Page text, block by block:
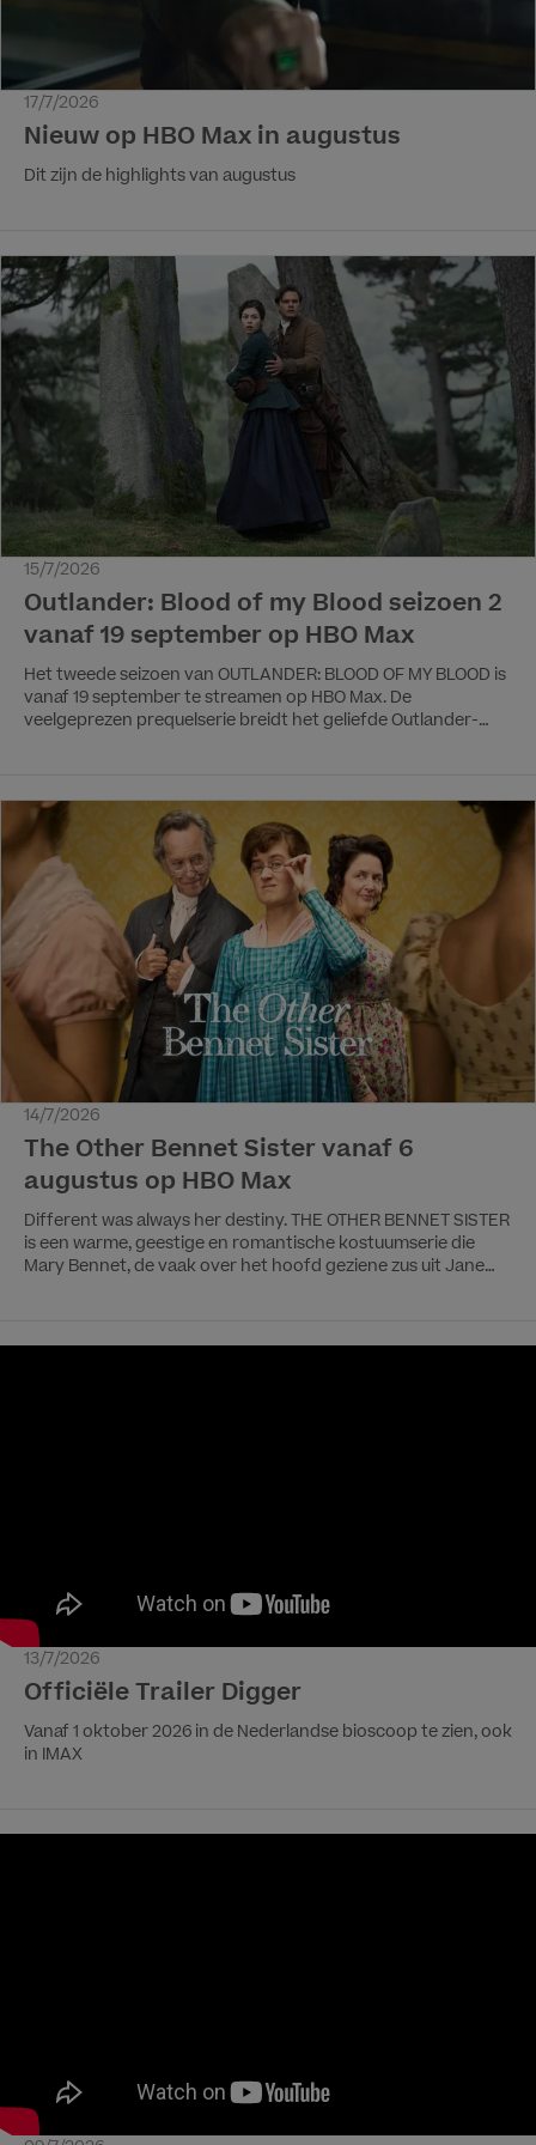
officiële titel van de serie en de exacte startdatum worden
op een later moment bekendgemaakt.
17/7/2026
Nieuw op HBO Max in augustus
Dit zijn de highlights van augustus
15/7/2026
Outlander: Blood of my Blood seizoen 2
vanaf 19 september op HBO Max
Het tweede seizoen van OUTLANDER: BLOOD OF MY BLOOD is
vanaf 19 september te streamen op HBO Max. De
veelgeprezen prequelserie breidt het geliefde Outlander-
verschillende, maar even meeslepende liefdesverhalen.
Terwijl Claire’s ouders, Henry en Julia Beauchamp, en Jamie’s
ouders, Brian Fraser en Ellen MacKenzie, tegen alle
verwachtingen in voor hun liefde vochten, ontdekten zowel
trouwe Outlander-fans als nieuwe kijkers hoe nauw hun
levens met elkaar verweven waren.
14/7/2026
The Other Bennet Sister vanaf 6
augustus op HBO Max
Different was always her destiny. THE OTHER BENNET SISTER
is een warme, geestige en romantische kostuumserie die
Mary Bennet, de vaak over het hoofd geziene zus uit Jane
13/7/2026
Officiële Trailer Digger
Vanaf 1 oktober 2026 in de Nederlandse bioscoop te zien, ook
in IMAX